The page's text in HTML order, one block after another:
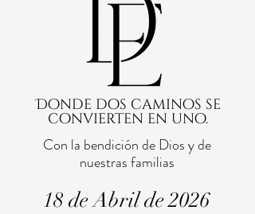
Donde dos caminos se
convierten en uno.
Con la bendición de Dios y de
nuestras familias
18 de Abril de 2026